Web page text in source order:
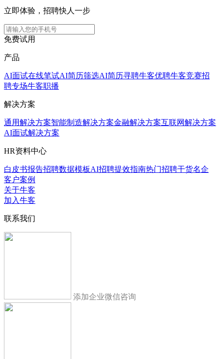
立即体验，招聘快人一步
免费试用
产品
AI面试在线笔试AI简历筛选AI简历寻聘牛客优聘牛客竞赛招
聘专场牛客职播
解决方案
通用解决方案智能制造解决方案金融解决方案互联网解决方案
AI面试解决方案
HR资料中心
白皮书报告招聘数据模板AI招聘提效指南热门招聘干货名企
客户案例
关于牛客
加入牛客
联系我们
添加企业微信咨询